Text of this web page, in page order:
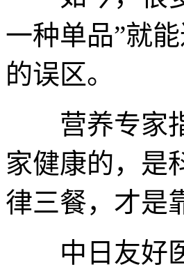
一种单品”就
的误区。
营养专家指
家健康的，是
律三餐，才是
中日友好医